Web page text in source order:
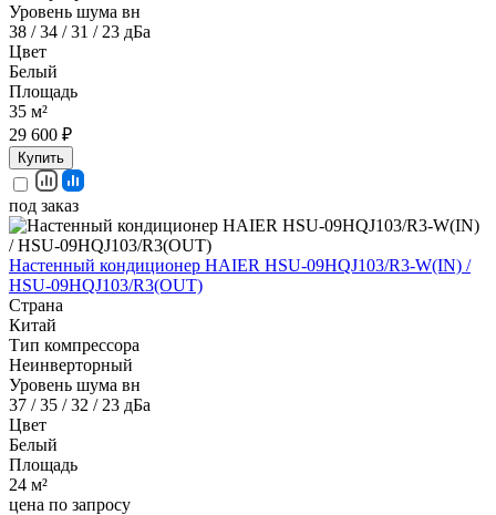
Уровень шума вн
38 / 34 / 31 / 23 дБа
Цвет
Белый
Площадь
35 м²
29 600 ₽
Купить
под заказ
Настенный кондиционер HAIER HSU-09HQJ103/R3-W(IN) /
HSU-09HQJ103/R3(OUT)
Страна
Китай
Тип компрессора
Неинверторный
Уровень шума вн
37 / 35 / 32 / 23 дБа
Цвет
Белый
Площадь
24 м²
цена по запросу